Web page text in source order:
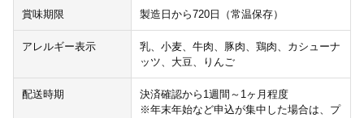
賞味期限 製造日から720日（常温保存）
アレルギー表示
乳、小麦、牛肉、豚肉、鶏肉、カシューナ
ッツ、大豆、りんご
配送時期
決済確認から1週間～1ヶ月程度
※年末年始など申込が集中した場合は、プ